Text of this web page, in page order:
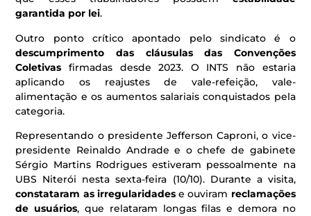
garantida por lei.
Outro ponto crítico apontado pelo sindicato é o
descumprimento das cláusulas das Convenções
Coletivas firmadas desde 2023. O INTS não estaria
aplicando os reajustes de vale-refeição, vale-
alimentação e os aumentos salariais conquistados pela
categoria.
Representando o presidente Jefferson Caproni, o vice-
presidente Reinaldo Andrade e o chefe de gabinete
Sérgio Martins Rodrigues estiveram pessoalmente na
UBS Niterói nesta sexta-feira (10/10). Durante a visita,
constataram as irregularidadese ouviram reclamações
de usuários, que relataram longas filas e demora no